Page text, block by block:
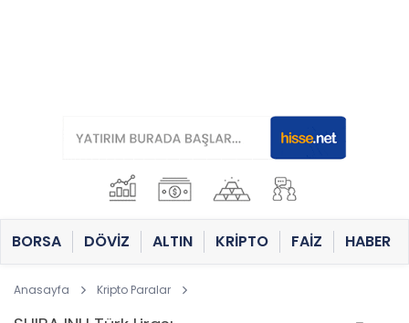
BORSA DÖVİZ ALTIN KRİPTO FAİZ HABER
Anasayfa Kripto Paralar